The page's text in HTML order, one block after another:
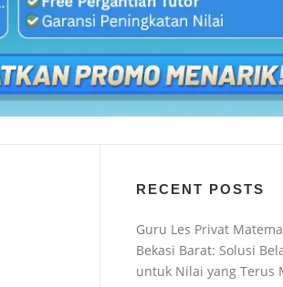
RECENT POSTS
Guru Les Privat
Bekasi Barat: Solusi
untuk Nilai yang Terus